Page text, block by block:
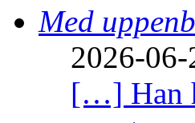
Med
2026-
[…] Han